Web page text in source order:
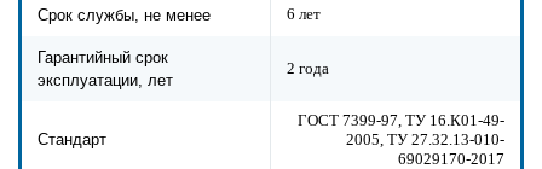
Срок службы, не менее 6 лет
Гарантийный срок
эксплуатации, лет
2 года
Стандарт
ГОСТ 7399-97, ТУ 16.К01-49-
2005, ТУ 27.32.13-010-
69029170-2017